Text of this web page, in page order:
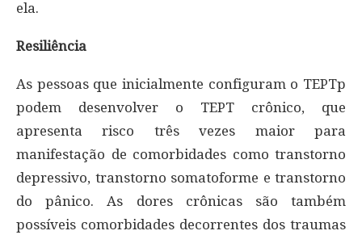
ela.
Resiliência
As pessoas que inicialmente configuram o TEPTp
podem desenvolver o TEPT crônico, que
apresenta risco três vezes maior para
manifestação de comorbidades como transtorno
depressivo, transtorno somatoforme e transtorno
do pânico. As dores crônicas são também
possíveis comorbidades decorrentes dos traumas